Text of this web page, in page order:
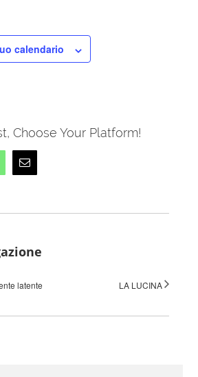
calendario
Choose Your Platform!
WhatsappEmail
latente LA LUCINA